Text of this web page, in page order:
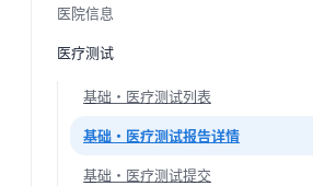
医院信息
医疗测试
基础·医疗测试列表
基础·医疗测试报告详情
基础·医疗测试提交